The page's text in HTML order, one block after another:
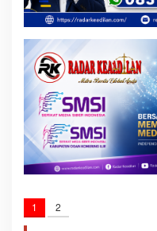
1 2